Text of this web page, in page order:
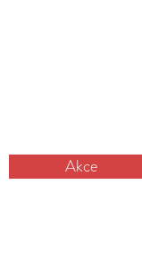
Akce